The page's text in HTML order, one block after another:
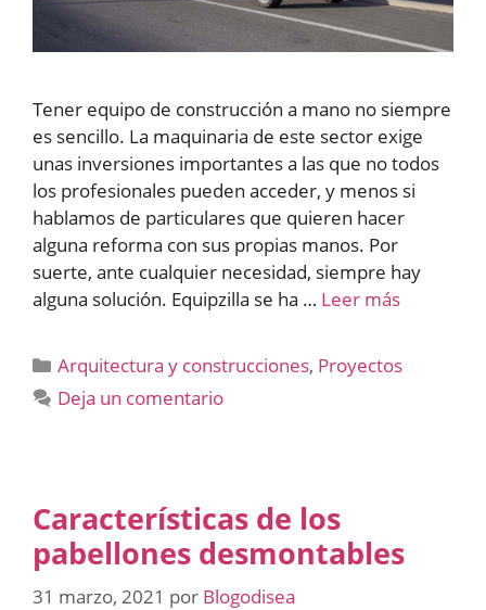
Tener equipo de construcción a mano no siempre
es sencillo. La maquinaria de este sector exige
unas inversiones importantes a las que no todos
los profesionales pueden acceder, y menos si
hablamos de particulares que quieren hacer
alguna reforma con sus propias manos. Por
suerte, ante cualquier necesidad, siempre hay
alguna solución. Equipzilla se ha … Leer más
Categorías
Arquitectura y construcciones, Proyectos
Deja un comentario
Características de los
pabellones desmontables
31 marzo, 2021 por Blogodisea